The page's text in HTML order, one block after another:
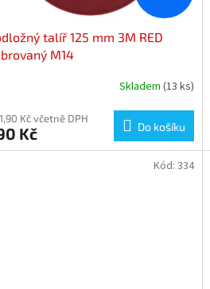
talíř 125 mm 3M RED
M14
Skladem (13 ks)
Kč včetně DPH
Kč Do košíku
Kód: 334